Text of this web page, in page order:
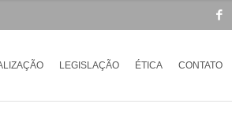
LEGISLAÇÃO ÉTICA CONTATO